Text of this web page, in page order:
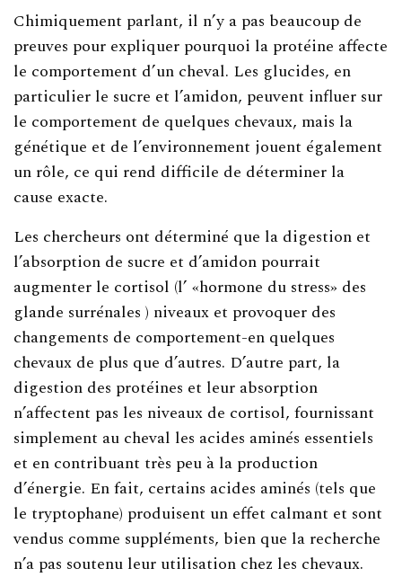
Chimiquement parlant, il n’y a pas beaucoup de
preuves pour expliquer pourquoi la protéine affecte
le comportement d’un cheval. Les glucides, en
particulier le sucre et l’amidon, peuvent influer sur
le comportement de quelques chevaux, mais la
génétique et de l’environnement jouent également
un rôle, ce qui rend difficile de déterminer la
cause exacte.
Les chercheurs ont déterminé que la digestion et
l’absorption de sucre et d’amidon pourrait
augmenter le cortisol (l’ «hormone du stress» des
glande surrénales ) niveaux et provoquer des
changements de comportement-en quelques
chevaux de plus que d’autres. D’autre part, la
digestion des protéines et leur absorption
n’affectent pas les niveaux de cortisol, fournissant
simplement au cheval les acides aminés essentiels
et en contribuant très peu à la production
d’énergie. En fait, certains acides aminés (tels que
le tryptophane) produisent un effet calmant et sont
vendus comme suppléments, bien que la recherche
n’a pas soutenu leur utilisation chez les chevaux.